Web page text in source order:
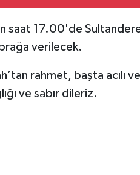
saat 17.00'de Sultandere
verilecek.
rahmet, başta acılı
ve sabır dileriz.